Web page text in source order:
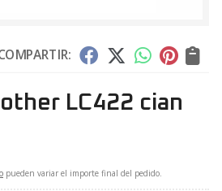
LC422 cian
pueden variar el importe final del pedido.